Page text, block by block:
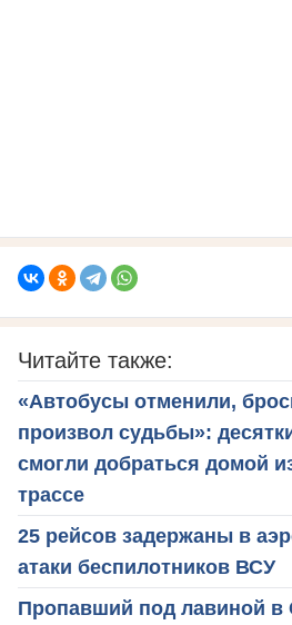
Читайте также:
«Автобусы отменили,
произвол судьбы»:
смогли добраться домой
трассе
25 рейсов задержаны в
атаки беспилотников ВСУ
Пропавший под лавиной